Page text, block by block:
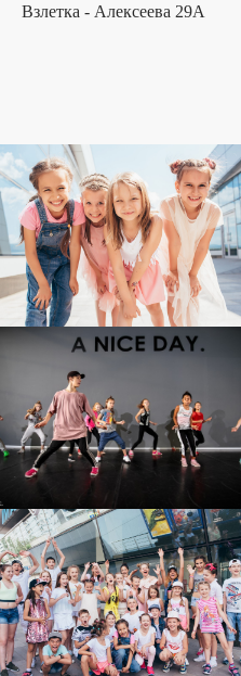
Взлетка - Алексеева 29А